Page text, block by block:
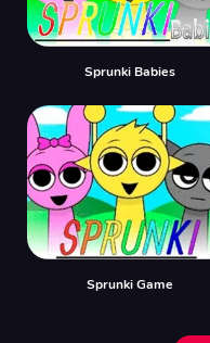
Sprunki Babies
Sprunki Game